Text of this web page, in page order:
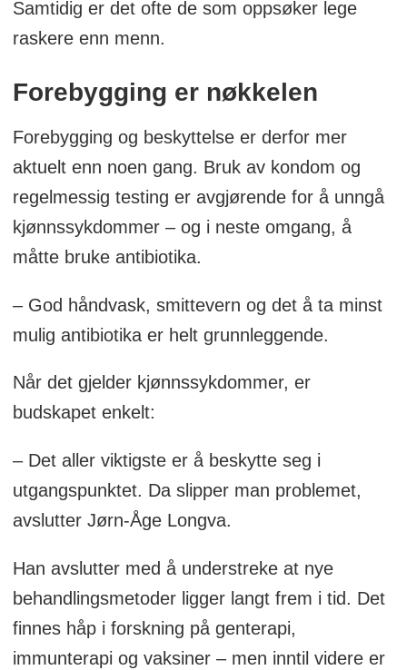
Samtidig er det ofte de som oppsøker lege
raskere enn menn.
Forebygging er nøkkelen
Forebygging og beskyttelse er derfor mer
aktuelt enn noen gang. Bruk av kondom og
regelmessig testing er avgjørende for å unngå
kjønnssykdommer – og i neste omgang, å
måtte bruke antibiotika.
– God håndvask, smittevern og det å ta minst
mulig antibiotika er helt grunnleggende.
Når det gjelder kjønnssykdommer, er
budskapet enkelt:
– Det aller viktigste er å beskytte seg i
utgangspunktet. Da slipper man problemet,
avslutter Jørn-Åge Longva.
Han avslutter med å understreke at nye
behandlingsmetoder ligger langt frem i tid. Det
finnes håp i forskning på genterapi,
immunterapi og vaksiner – men inntil videre er